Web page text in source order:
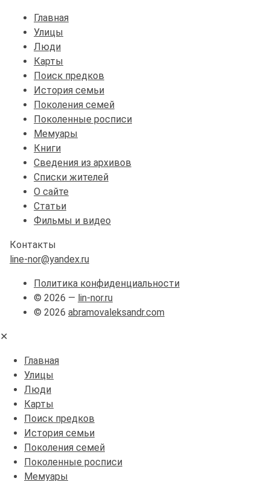
Главная
Улицы
Люди
Карты
Поиск предков
История семьи
Поколения семей
Поколенные росписи
Мемуары
Книги
Сведения из архивов
Списки жителей
О сайте
Статьи
Фильмы и видео
Контакты
line-nor@yandex.ru
Политика конфиденциальности
© 2026 — lin-nor.ru
© 2026 abramovaleksandr.com
✕
Главная
Улицы
Люди
Карты
Поиск предков
История семьи
Поколения семей
Поколенные росписи
Мемуары